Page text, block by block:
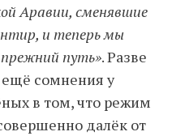
Аравии, сменявшие
и теперь мы
путь». Разве
ещё сомнения у
в том, что режим
далёк от